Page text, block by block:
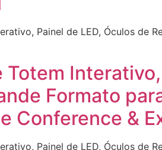
Painel de LED, Óculos de
Totem
Formato
Conference &
Painel de LED, Óculos de